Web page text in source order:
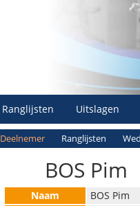
Ranglijsten Uitslagen
Deelnemer Ranglijsten
BOS Pim
Naam
BOS Pim